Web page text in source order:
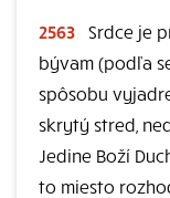
2563 Srdce je
bývam (podľa
spôsobu
skrytý stred,
Jedine Boží
to miesto